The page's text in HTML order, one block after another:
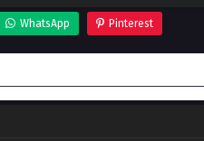
WhatsApp Pinterest